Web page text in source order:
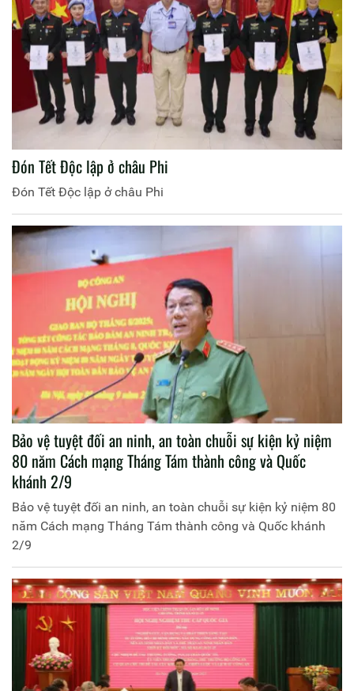
Đón Tết Độc lập ở châu Phi
Đón Tết Độc lập ở châu Phi
Bảo vệ tuyệt đối an ninh, an toàn chuỗi sự kiện kỷ niệm
80 năm Cách mạng Tháng Tám thành công và Quốc
khánh 2/9
Bảo vệ tuyệt đối an ninh, an toàn chuỗi sự kiện kỷ niệm 80
năm Cách mạng Tháng Tám thành công và Quốc khánh
2/9